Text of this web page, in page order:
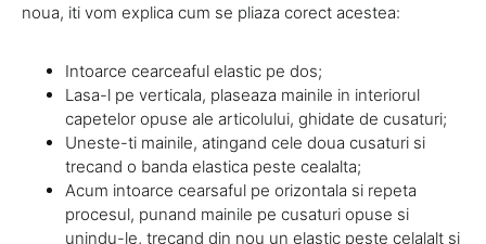
noua, iti vom explica cum se pliaza corect acestea:
Intoarce cearceaful elastic pe dos;
Lasa-l pe verticala, plaseaza mainile in interiorul
capetelor opuse ale articolului, ghidate de cusaturi;
Uneste-ti mainile, atingand cele doua cusaturi si
trecand o banda elastica peste cealalta;
Acum intoarce cearsaful pe orizontala si repeta
procesul, punand mainile pe cusaturi opuse si
unindu-le, trecand din nou un elastic peste celalalt si